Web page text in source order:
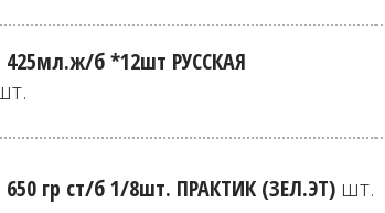
б *12шт РУССКАЯ
гр ст/б 1/8шт. ПРАКТИК (ЗЕЛ.ЭТ) шт.